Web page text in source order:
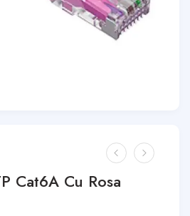
Cat6A Cu Rosa